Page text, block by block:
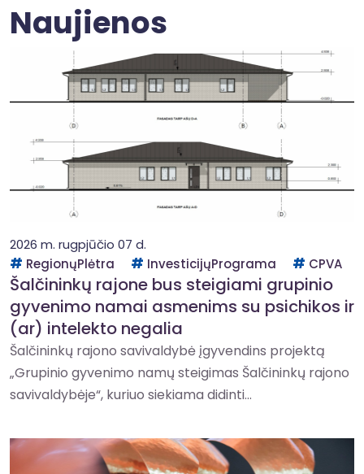
Naujienos
2026 m. rugpjūčio 07 d.
RegionųPlėtra
InvesticijųPrograma CPVA
Šalčininkų rajone bus steigiami grupinio
gyvenimo namai asmenims su psichikos ir
(ar) intelekto negalia
Šalčininkų rajono savivaldybė įgyvendins projektą
„Grupinio gyvenimo namų steigimas Šalčininkų rajono
savivaldybėje“, kuriuo siekiama didinti...